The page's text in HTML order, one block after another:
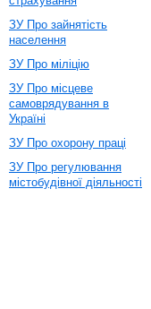
ЗУ Про зайнятість
населення
ЗУ Про міліцію
ЗУ Про місцеве
самоврядування в
Україні
ЗУ Про охорону праці
ЗУ Про регулювання
містобудівної діяльності